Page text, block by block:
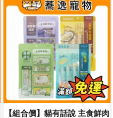
【組合價】貓有話說 主食鮮肉